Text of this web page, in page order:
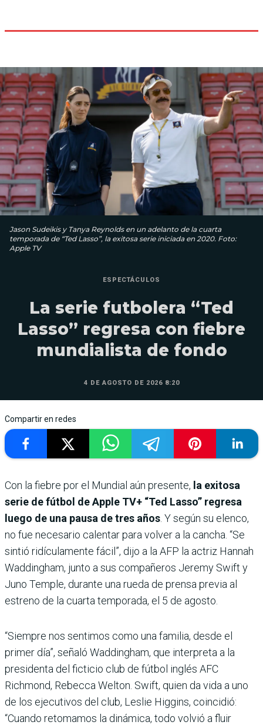
Jason Sudeikis y Tanya Reynolds en un adelanto de la cuarta
temporada de “Ted Lasso”, la exitosa serie iniciada en 2020. Foto:
Apple TV
ESPECTÁCULOS
La serie futbolera “Ted
Lasso” regresa con fiebre
mundialista de fondo
4 DE AGOSTO DE 2026 8:20
Compartir en redes
Con la fiebre por el Mundial aún presente, la exitosa
serie de fútbol de Apple TV+ “Ted Lasso” regresa
luego de una pausa de tres años . Y según su elenco,
no fue necesario calentar para volver a la cancha. “Se
sintió ridículamente fácil”, dijo a la AFP la actriz Hannah
Waddingham, junto a sus compañeros Jeremy Swift y
Juno Temple, durante una rueda de prensa previa al
estreno de la cuarta temporada, el 5 de agosto.
“Siempre nos sentimos como una familia, desde el
primer día”, señaló Waddingham, que interpreta a la
presidenta del ficticio club de fútbol inglés AFC
Richmond, Rebecca Welton. Swift, quien da vida a uno
de los ejecutivos del club, Leslie Higgins, coincidió:
“Cuando retomamos la dinámica, todo volvió a fluir